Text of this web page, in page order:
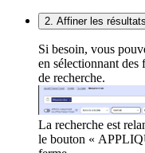
2. Affiner les
Si besoin, vous
en sélectionnant des
de recherche.
La recherche est
le bouton «